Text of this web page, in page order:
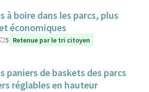
à boire dans les parcs, plus
économiques
5 Retenue par le tri citoyen
paniers de baskets des parcs
réglables en hauteur